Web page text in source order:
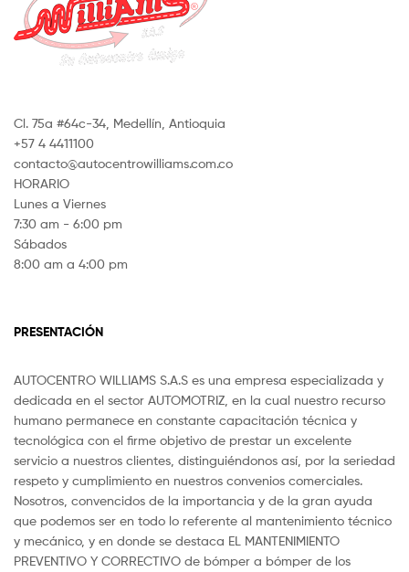
Cl. 75a #64c-34, Medellín, Antioquia
+57 4 4411100
contacto@autocentrowilliams.com.co
HORARIO
Lunes a Viernes
7:30 am - 6:00 pm
Sábados
8:00 am a 4:00 pm
PRESENTACIÓN
AUTOCENTRO WILLIAMS S.A.S es una empresa especializada y
dedicada en el sector AUTOMOTRIZ, en la cual nuestro recurso
humano permanece en constante capacitación técnica y
tecnológica con el firme objetivo de prestar un excelente
servicio a nuestros clientes, distinguiéndonos así, por la seriedad
respeto y cumplimiento en nuestros convenios comerciales.
Nosotros, convencidos de la importancia y de la gran ayuda
que podemos ser en todo lo referente al mantenimiento técnico
y mecánico, y en donde se destaca EL MANTENIMIENTO
PREVENTIVO Y CORRECTIVO de bómper a bómper de los